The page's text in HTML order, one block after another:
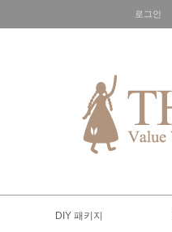
로그인
DIY 패키지